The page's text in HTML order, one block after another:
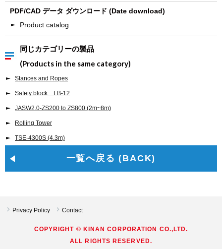
PDF/CAD データ ダウンロード (Date download)
Product catalog
同じカテゴリーの製品
(Products in the same category)
Stances and Ropes
Safety block LB-12
JASW2.0-ZS200 to ZS800 (2m~8m)
Rolling Tower
TSE-4300S (4.3m)
一覧へ戻る (BACK)
Privacy Policy Contact
COPYRIGHT © KINAN CORPORATION CO.,LTD.
ALL RIGHTS RESERVED.